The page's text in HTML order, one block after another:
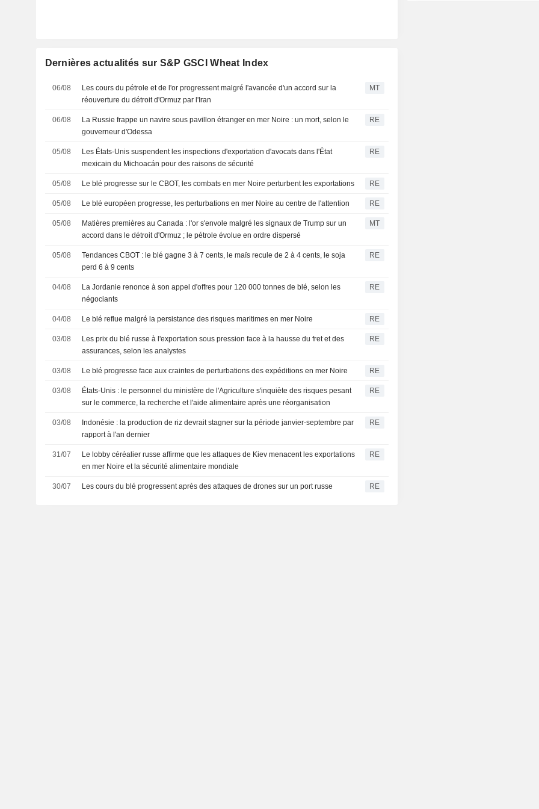
Dernières actualités sur S&P GSCI Wheat Index
06/08
Les cours du pétrole et de l'or progressent malgré l'avancée d'un accord sur la
réouverture du détroit d'Ormuz par l'Iran
MT
06/08
La Russie frappe un navire sous pavillon étranger en mer Noire : un mort, selon le
gouverneur d'Odessa
RE
05/08
Les États-Unis suspendent les inspections d'exportation d'avocats dans l'État
mexicain du Michoacán pour des raisons de sécurité
RE
05/08 Le blé progresse sur le CBOT, les combats en mer Noire perturbent les exportations RE
05/08 Le blé européen progresse, les perturbations en mer Noire au centre de l'attention RE
05/08
Matières premières au Canada : l'or s'envole malgré les signaux de Trump sur un
accord dans le détroit d'Ormuz ; le pétrole évolue en ordre dispersé
MT
05/08
Tendances CBOT : le blé gagne 3 à 7 cents, le maïs recule de 2 à 4 cents, le soja
perd 6 à 9 cents
RE
04/08
La Jordanie renonce à son appel d'offres pour 120 000 tonnes de blé, selon les
négociants
RE
04/08 Le blé reflue malgré la persistance des risques maritimes en mer Noire RE
03/08
Les prix du blé russe à l'exportation sous pression face à la hausse du fret et des
assurances, selon les analystes
RE
03/08 Le blé progresse face aux craintes de perturbations des expéditions en mer Noire RE
03/08
États-Unis : le personnel du ministère de l'Agriculture s'inquiète des risques pesant
sur le commerce, la recherche et l'aide alimentaire après une réorganisation
RE
03/08
Indonésie : la production de riz devrait stagner sur la période janvier-septembre par
rapport à l'an dernier
RE
31/07
Le lobby céréalier russe affirme que les attaques de Kiev menacent les exportations
en mer Noire et la sécurité alimentaire mondiale
RE
30/07 Les cours du blé progressent après des attaques de drones sur un port russe RE